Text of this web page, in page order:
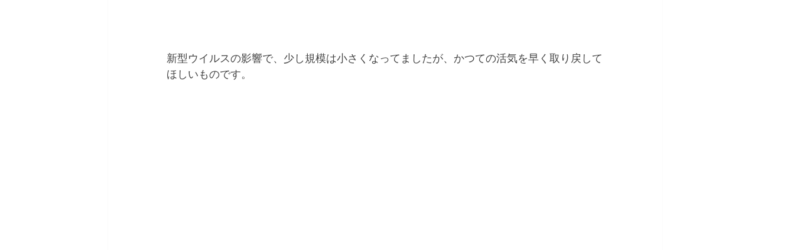
新型ウイルスの影響で、少し規模は小さくなってましたが、かつての活気を早く取り戻して
ほしいものです。